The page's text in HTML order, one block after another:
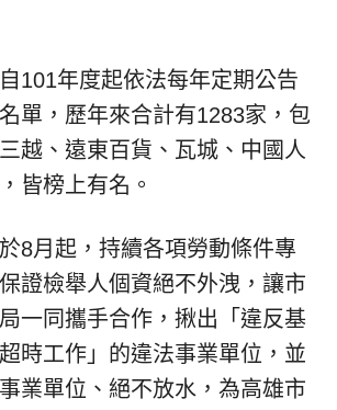
101年度起依法每年定期公告
單，歷年來合計有1283家，包
越、遠東百貨、瓦城、中國人
皆榜上有名。
8月起，持續各項勞動條件專
證檢舉人個資絕不外洩，讓市
一同攜手合作，揪出「違反基
時工作」的違法事業單位，並
業單位、絕不放水，為高雄市